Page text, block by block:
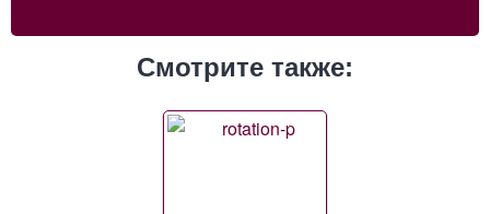
Смотрите также: